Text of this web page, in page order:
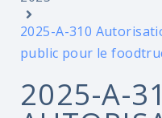
2025-A-310
public pour le
2025-A-